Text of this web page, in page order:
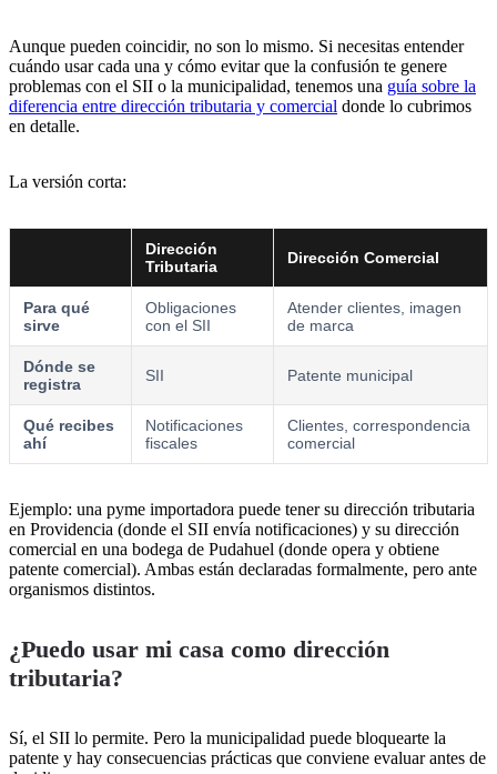
Aunque pueden coincidir, no son lo mismo. Si necesitas entender
cuándo usar cada una y cómo evitar que la confusión te genere
problemas con el SII o la municipalidad, tenemos una guía sobre la
diferencia entre dirección tributaria y comercial donde lo cubrimos
en detalle.
La versión corta:
Dirección
Tributaria
Dirección Comercial
Para qué
sirve
Obligaciones
con el SII
Atender clientes, imagen
de marca
Dónde se
registra
SII Patente municipal
Qué recibes
ahí
Notificaciones
fiscales
Clientes, correspondencia
comercial
Ejemplo: una pyme importadora puede tener su dirección tributaria
en Providencia (donde el SII envía notificaciones) y su dirección
comercial en una bodega de Pudahuel (donde opera y obtiene
patente comercial). Ambas están declaradas formalmente, pero ante
organismos distintos.
¿Puedo usar mi casa como dirección
tributaria?
Sí, el SII lo permite. Pero la municipalidad puede bloquearte la
patente y hay consecuencias prácticas que conviene evaluar antes de